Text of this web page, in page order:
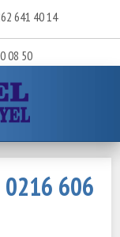
641 40 14
08 50
0216 606